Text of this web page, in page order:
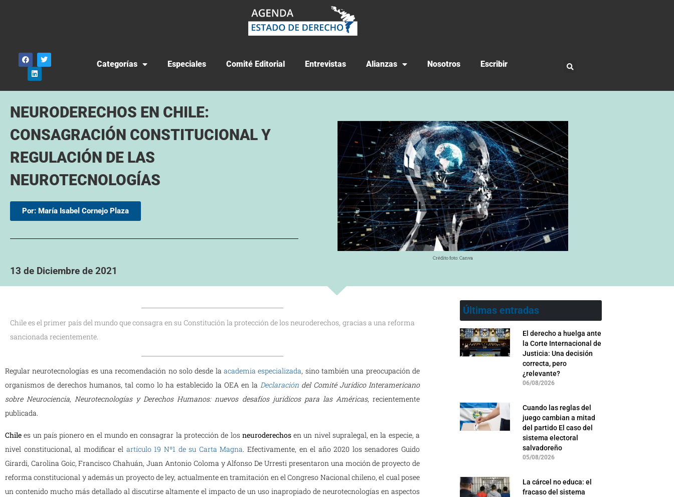
Categorías Especiales Comité Editorial Entrevistas Alianzas Nosotros Escribir
NEURODERECHOS EN CHILE:
CONSAGRACIÓN CONSTITUCIONAL Y
REGULACIÓN DE LAS
NEUROTECNOLOGÍAS
Por: María Isabel Cornejo Plaza
13 de Diciembre de 2021
Crédito foto: Canva
Chile es el primer país del mundo que consagra en su Constitución la protección de los neuroderechos, gracias a una reforma
sancionada recientemente.
Regular neurotecnologías es una recomendación no solo desde la academia especializada, sino también una preocupación de
organismos de derechos humanos, tal como lo ha establecido la OEA en la Declaración del Comité Jurídico Interamericano
sobre Neurociencia, Neurotecnologías y Derechos Humanos: nuevos desafíos jurídicos para las Américas, recientemente
publicada.
Chile es un país pionero en el mundo en consagrar la protección de los neuroderechosen un nivel supralegal, en la especie, a
nivel constitucional, al modificar el artículo 19 Nº1 de su Carta Magna. Efectivamente, en el año 2020 los senadores Guido
Girardi, Carolina Goic, Francisco Chahuán, Juan Antonio Coloma y Alfonso De Urresti presentaron una moción de proyecto de
reforma constitucional y además un proyecto de ley, actualmente en tramitación en el Congreso Nacional chileno, el cual posee
un contenido mucho más detallado al discutirse altamente el impacto de un uso inapropiado de neurotecnologías en aspectos
Últimas entradas
El derecho a huelga ante
la Corte Internacional de
Justicia: Una decisión
correcta, pero
¿relevante?
06/08/2026
Cuando las reglas del
juego cambian a mitad
del partido El caso del
sistema electoral
salvadoreño
05/08/2026
La cárcel no educa: el
fracaso del sistema